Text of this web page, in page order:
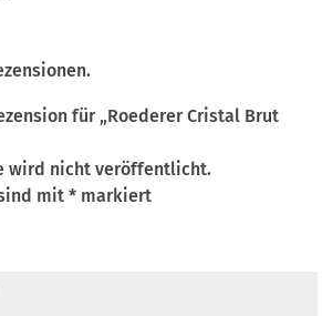
für „Roederer Cristal Brut
wird nicht veröffentlicht.
mit* markiert